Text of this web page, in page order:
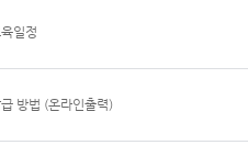
일정
방법 (온라인출력)